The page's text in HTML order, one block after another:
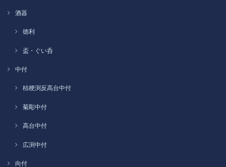
酒器
徳利
盃・ぐい呑
中付
桔梗渕反高台中付
菊彫中付
高台中付
広渕中付
向付